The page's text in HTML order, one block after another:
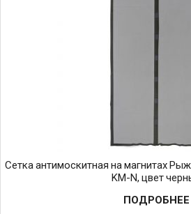
Сетка антимоскитная на магнитах
KM-N, цвет
ПОДРОБНЕЕ